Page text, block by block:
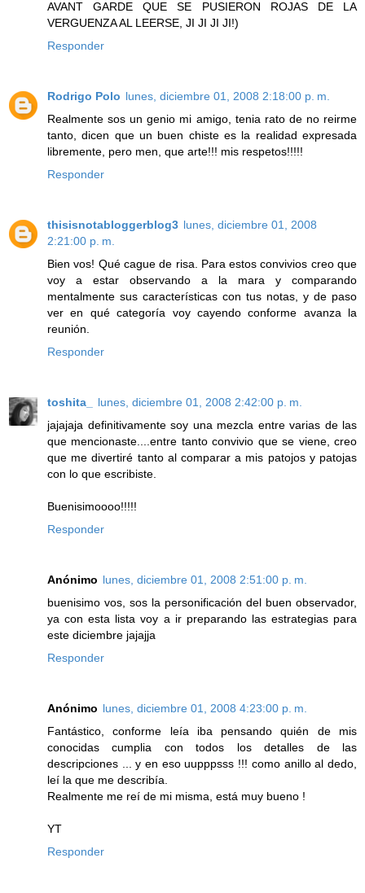
AVANT GARDE QUE SE PUSIERON ROJAS DE LA
VERGUENZA AL LEERSE, JI JI JI JI!)
Responder
Rodrigo Polo lunes, diciembre 01, 2008 2:18:00 p. m.
Realmente sos un genio mi amigo, tenia rato de no reirme
tanto, dicen que un buen chiste es la realidad expresada
libremente, pero men, que arte!!! mis respetos!!!!!
Responder
thisisnotabloggerblog3 lunes, diciembre 01, 2008
2:21:00 p. m.
Bien vos! Qué cague de risa. Para estos convivios creo que
voy a estar observando a la mara y comparando
mentalmente sus características con tus notas, y de paso
ver en qué categoría voy cayendo conforme avanza la
reunión.
Responder
toshita_
lunes, diciembre 01, 2008 2:42:00 p. m.
jajajaja definitivamente soy una mezcla entre varias de las
que mencionaste....entre tanto convivio que se viene, creo
que me divertiré tanto al comparar a mis patojos y patojas
con lo que escribiste.
Buenisimoooo!!!!!
Responder
Anónimo lunes, diciembre 01, 2008 2:51:00 p. m.
buenisimo vos, sos la personificación del buen observador,
ya con esta lista voy a ir preparando las estrategias para
este diciembre jajajja
Responder
Anónimo lunes, diciembre 01, 2008 4:23:00 p. m.
Fantástico, conforme leía iba pensando quién de mis
conocidas cumplia con todos los detalles de las
descripciones ... y en eso uupppsss !!! como anillo al dedo,
leí la que me describía.
Realmente me reí de mi misma, está muy bueno !
YT
Responder